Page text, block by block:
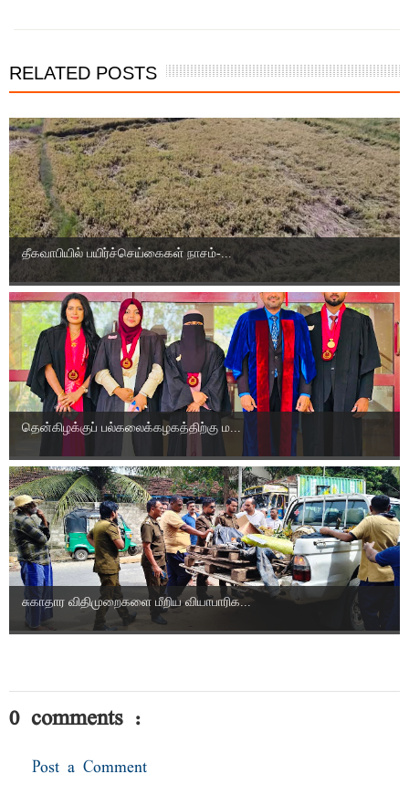
RELATED POSTS
தீகவாபியில் பயிர்ச்செய்கைகள் நாசம்-...
தென்கிழக்குப் பல்கலைக்கழகத்திற்கு ம...
சுகாதார விதிமுறைகளை மீறிய வியாபாரிக...
0 comments :
Post a Comment